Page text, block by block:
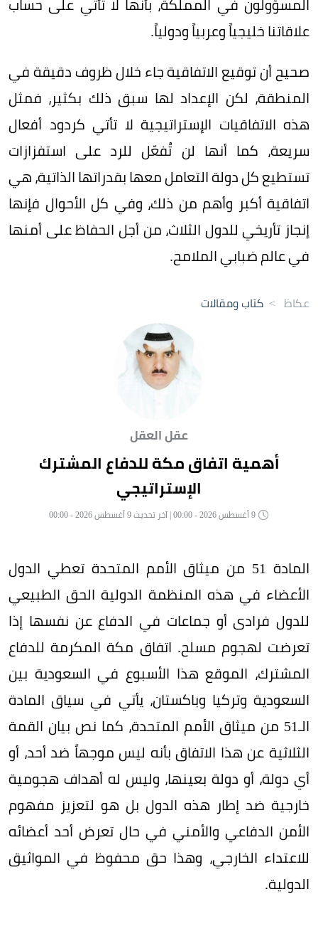
علاقاتنا خليجياً وعربياً ودولياً.
صحيح أن توقيع الاتفاقية جاء خلال ظروف دقيقة في
المنطقة، لكن الإعداد لها سبق ذلك بكثير، فمثل
هذه الاتفاقيات الإستراتيجية لا تأتي كردود أفعال
سريعة، كما أنها لن تُفعّل للرد على استفزازات
تستطيع كل دولة التعامل معها بقدراتها الذاتية، هي
اتفاقية أكبر وأهم من ذلك، وفي كل الأحوال فإنها
إنجاز تأريخي للدول الثلاث، من أجل الحفاظ على أمنها
في عالم ضبابي الملامح.
عكاظ > كتاب ومقالات
عقل العقل
أهمية اتفاق مكة للدفاع المشترك
الإستراتيجي
المادة 51 من ميثاق الأمم المتحدة تعطي الدول
الأعضاء في هذه المنظمة الدولية الحق الطبيعي
للدول فرادى أو جماعات في الدفاع عن نفسها إذا
تعرضت لهجوم مسلح. اتفاق مكة المكرمة للدفاع
المشترك، الموقع هذا الأسبوع في السعودية بين
السعودية وتركيا وباكستان، يأتي في سياق المادة
الـ51 من ميثاق الأمم المتحدة، كما نص بيان القمة
الثلاثية عن هذا الاتفاق بأنه ليس موجهاً ضد أحد، أو
أي دولة، أو دولة بعينها، وليس له أهداف هجومية
خارجية ضد إطار هذه الدول بل هو لتعزيز مفهوم
الأمن الدفاعي والأمني في حال تعرض أحد أعضائه
للاعتداء الخارجي، وهذا حق محفوظ في المواثيق
الدولية.